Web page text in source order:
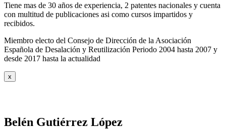
Tiene mas de 30 años de experiencia, 2 patentes nacionales y cuenta
con multitud de publicaciones asi como cursos impartidos y
recibidos.
Miembro electo del Consejo de Dirección de la Asociación
Española de Desalación y Reutilización Periodo 2004 hasta 2007 y
desde 2017 hasta la actualidad
x
Belén Gutiérrez López